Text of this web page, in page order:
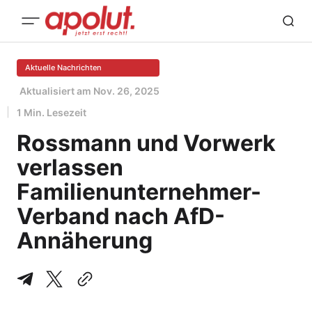
Aktuelle Nachrichten
Aktualisiert am Nov. 26, 2025
1 Min. Lesezeit
Rossmann und Vorwerk
verlassen
Familienunternehmer-
Verband nach AfD-
Annäherung